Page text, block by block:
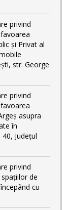
privind
și Privat al
str. George
privind
asupra
în
Județul
privind
de
cu